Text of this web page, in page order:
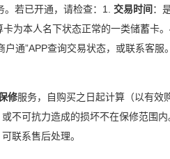
。若已开通，请检查：1. 交易时间 ：
卡为本人名下状态正常的一类储蓄卡
通”APP查询交易状态，或联系客服。
修服务，自购买之日起计算（以有效
不可抗力造成的损坏不在保修范围
联系售后处理。